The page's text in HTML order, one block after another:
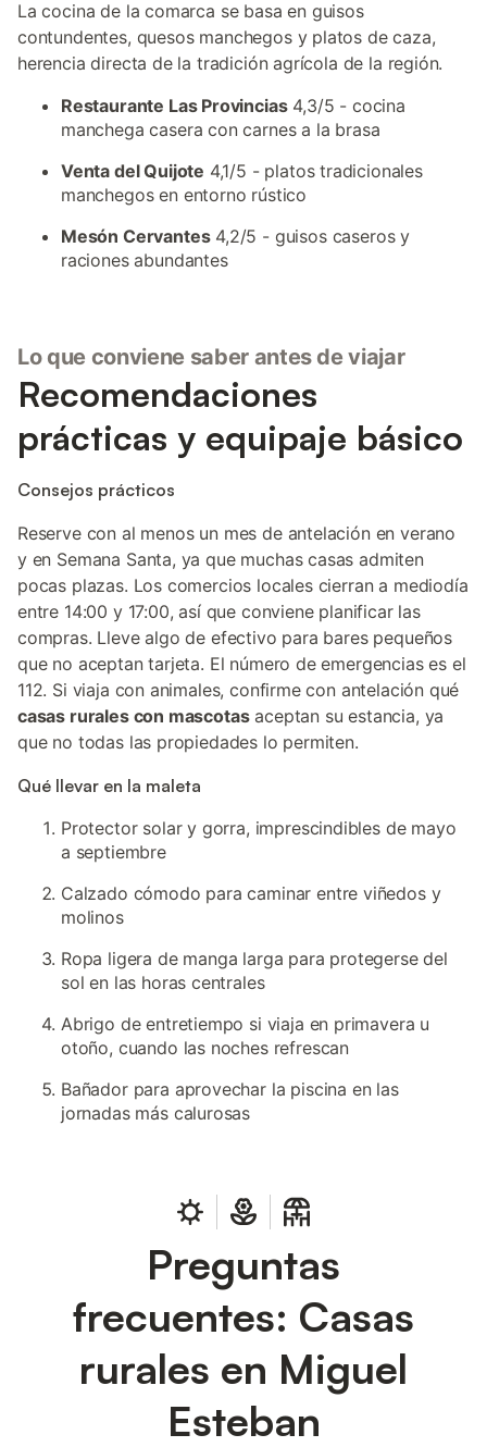
La cocina de la comarca se basa en guisos
contundentes, quesos manchegos y platos de caza,
herencia directa de la tradición agrícola de la región.
Restaurante Las Provincias4,3/5 - cocina
manchega casera con carnes a la brasa
Venta del Quijote 4,1/5 - platos tradicionales
manchegos en entorno rústico
Mesón Cervantes4,2/5 - guisos caseros y
raciones abundantes
Lo que conviene saber antes de viajar
Recomendaciones
prácticas y equipaje básico
Consejos prácticos
Reserve con al menos un mes de antelación en verano
y en Semana Santa, ya que muchas casas admiten
pocas plazas. Los comercios locales cierran a mediodía
entre 14:00 y 17:00, así que conviene planificar las
compras. Lleve algo de efectivo para bares pequeños
que no aceptan tarjeta. El número de emergencias es el
112. Si viaja con animales, confirme con antelación qué
casas rurales con mascotasaceptan su estancia, ya
que no todas las propiedades lo permiten.
Qué llevar en la maleta
Protector solar y gorra, imprescindibles de mayo
a septiembre
Calzado cómodo para caminar entre viñedos y
molinos
Ropa ligera de manga larga para protegerse del
sol en las horas centrales
Abrigo de entretiempo si viaja en primavera u
otoño, cuando las noches refrescan
Bañador para aprovechar la piscina en las
jornadas más calurosas
Preguntas
frecuentes: Casas
rurales en Miguel
Esteban